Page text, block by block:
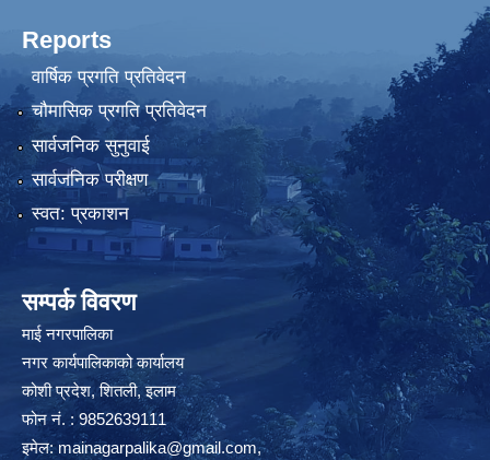
Reports
वार्षिक प्रगति प्रतिवेदन
चौमासिक प्रगति प्रतिवेदन
सार्वजनिक सुनुवाई
सार्वजनिक परीक्षण
स्वत: प्रकाशन
सम्पर्क विवरण
माई नगरपालिका
नगर कार्यपालिकाको कार्यालय
कोशी प्रदेश, शितली, इलाम
फोन नं. : 9852639111
इमेल:mainagarpalika@gmail.com,